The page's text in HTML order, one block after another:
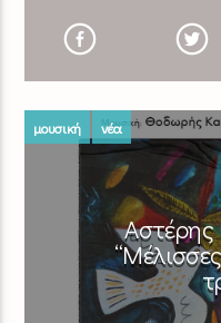
μουσική νέα
Αστέρης